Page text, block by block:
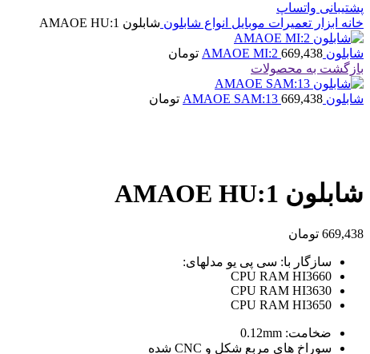
پشتیبانی واتساپ
خانه ابزار تعمیرات موبایل انواع شابلون شابلون AMAOE HU:1
شابلون AMAOE MI:2 669,438
تومان
بازگشت به محصولات
شابلون AMAOE SAM:13 669,438 تومان
شابلون AMAOE HU:1
669,438 تومان
سازگار با: سی پی یو مدلهای:
CPU RAM HI3660
CPU RAM HI3630
CPU RAM HI3650
ضخامت: 0.12mm
سوراخ های مربع شکل و CNC شده